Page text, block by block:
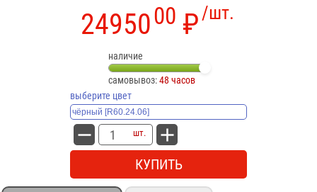
/шт.
2495000 ₽
наличие
самовывоз:48 часов
выберите цвет
шт.
КУПИТЬ